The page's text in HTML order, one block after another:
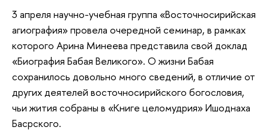
3 апреля научно-учебная группа «Восточносирийская
агиография» провела очередной семинар, в рамках
которого Арина Минеева представила свой доклад
«Биография Бабая Великого». О жизни Бабая
сохранилось довольно много сведений, в отличие от
других деятелей восточносирийского богословия,
чьи жития собраны в «Книге целомудрия» Ишоднаха
Басрского.